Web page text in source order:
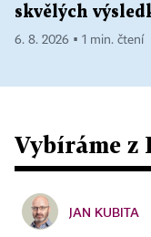
skvělých
6. 8. 2026 ▪ 1 min. čtení
Vybíráme z
JAN KUBITA